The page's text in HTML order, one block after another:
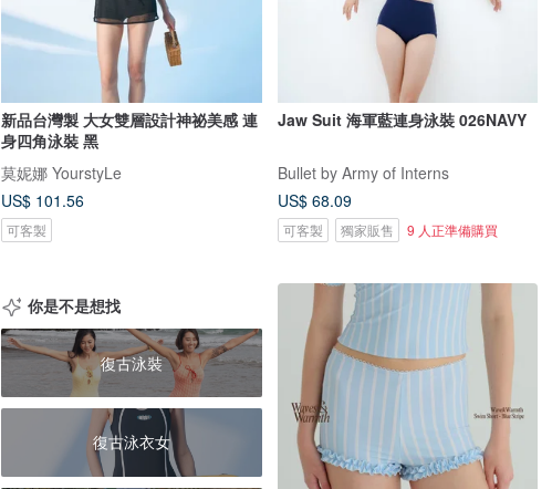
新品台灣製 大女雙層設計神祕美感 連
身四角泳裝 黑
莫妮娜 YourstyLe
US$ 101.56
可客製
Jaw Suit 海軍藍連身泳裝 026NAVY
Bullet by Army of Interns
US$ 68.09
可客製 獨家販售 9 人正準備購買
你是不是想找
復古泳裝
復古泳衣女